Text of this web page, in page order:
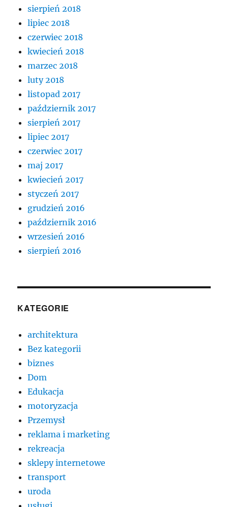
sierpień 2018
lipiec 2018
czerwiec 2018
kwiecień 2018
marzec 2018
luty 2018
listopad 2017
październik 2017
sierpień 2017
lipiec 2017
czerwiec 2017
maj 2017
kwiecień 2017
styczeń 2017
grudzień 2016
październik 2016
wrzesień 2016
sierpień 2016
KATEGORIE
architektura
Bez kategorii
biznes
Dom
Edukacja
motoryzacja
Przemysł
reklama i marketing
rekreacja
sklepy internetowe
transport
uroda